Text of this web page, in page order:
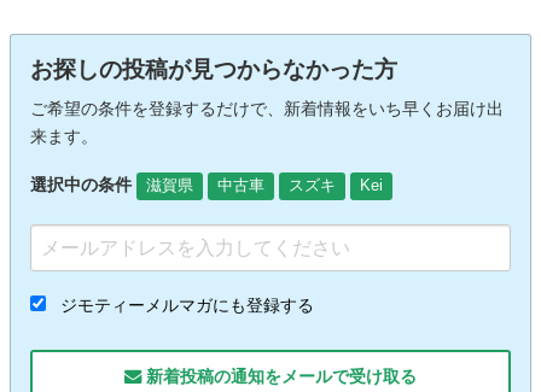
お探しの投稿が見つからなかった方
ご希望の条件を登録するだけで、新着情報をいち早くお届け出
来ます。
選択中の条件 滋賀県 中古車 スズキ Kei
ジモティーメルマガにも登録する
新着投稿の通知をメールで受け取る